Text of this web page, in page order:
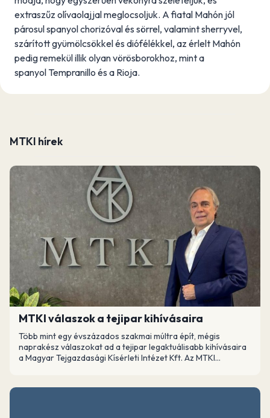
extraszűz olívaolajjal meglocsoljuk. A fiatal Mahón jól
párosul spanyol chorizóval és sörrel, valamint sherryvel,
szárított gyümölcsökkel és diófélékkel, az érlelt Mahón
pedig remekül illik olyan vörösborokhoz, mint a
spanyol Tempranillo és a Rioja.
MTKI hírek
MTKI válaszok a tejipar kihívásaira
Több mint egy évszázados szakmai múltra épít, mégis
naprakész válaszokat ad a tejipar legaktuálisabb kihívásaira
a Magyar Tejgazdasági Kísérleti Intézet Kft. Az MTKI...